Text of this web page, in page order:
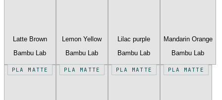
Latte Brown
Bambu Lab
Lemon Yellow
Bambu Lab
Lilac purple
Bambu Lab
Mandarin Orange
Bambu Lab
PLA MATTE PLA MATTE PLA MATTE PLA MATTE